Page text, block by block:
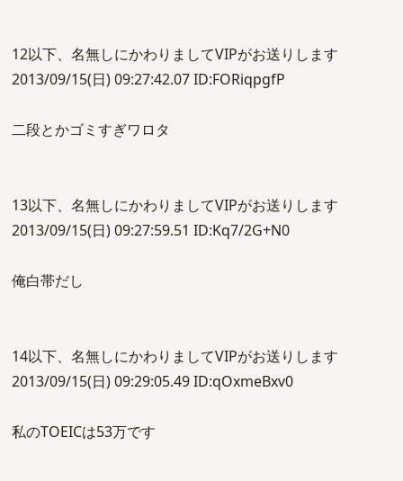
12以下、名無しにかわりましてVIPがお送りします
2013/09/15(日) 09:27:42.07 ID:FORiqpgfP
二段とかゴミすぎワロタ
13以下、名無しにかわりましてVIPがお送りします
2013/09/15(日) 09:27:59.51 ID:Kq7/2G+N0
俺白帯だし
14以下、名無しにかわりましてVIPがお送りします
2013/09/15(日) 09:29:05.49 ID:qOxmeBxv0
私のTOEICは53万です